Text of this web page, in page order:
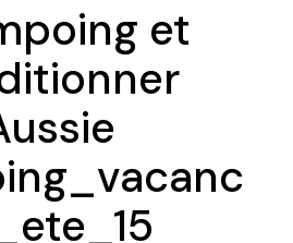
et